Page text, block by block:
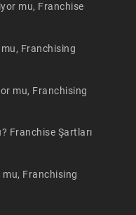
mu, Franchise
Franchising
mu, Franchising
Franchise Şartları
Franchising